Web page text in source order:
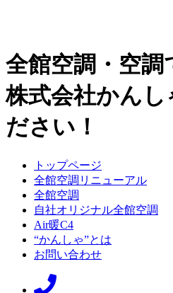
全館空調・空調
株式会社かんし
ださい！
トップページ
全館空調リニューアル
全館空調
自社オリジナル全館空調
Air暖C4
“かんしゃ”とは
お問い合わせ